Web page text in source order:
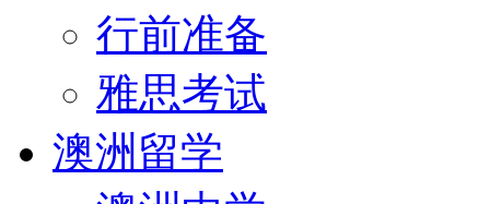
行前准备
雅思考试
澳洲留学